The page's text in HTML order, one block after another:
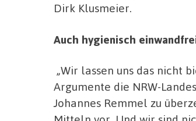
Dirk Klusmeier.
Auch hygienisch
„Wir lassen uns das nicht
Argumente die NRW-
Johannes Remmel zu